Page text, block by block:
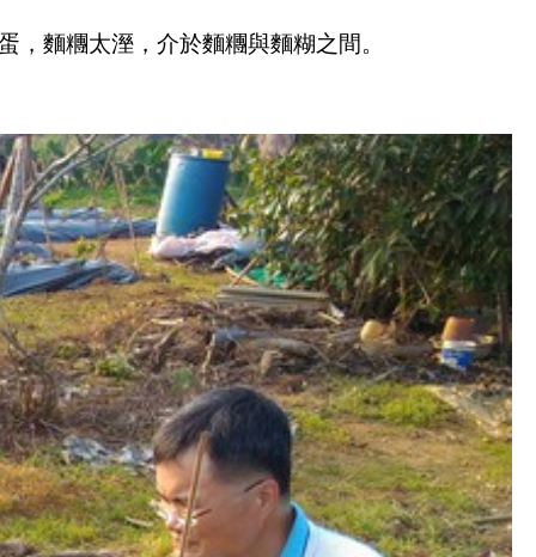
麵糰太溼，介於麵糰與麵糊之間。